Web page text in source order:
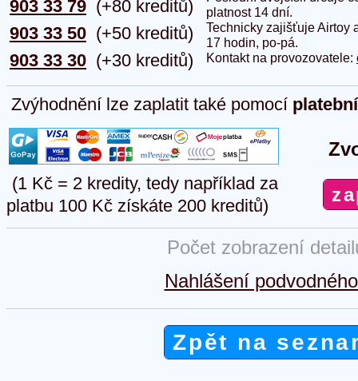
903 33 79
903 33 50
903 33 30
(+80 kreditů)
(+50 kreditů)
(+30 kreditů)
platnost 14 dní.
Technicky zajišťuje Airtoy
17 hodin, po-pá.
Kontakt na provozovatele:
Zvýhodnění lze zaplatit také pomocí
(1 Kč = 2 kredity, tedy například za
platbu 100 Kč získáte 200 kreditů)
Počet zobrazení
Nahlášení
Zpět na